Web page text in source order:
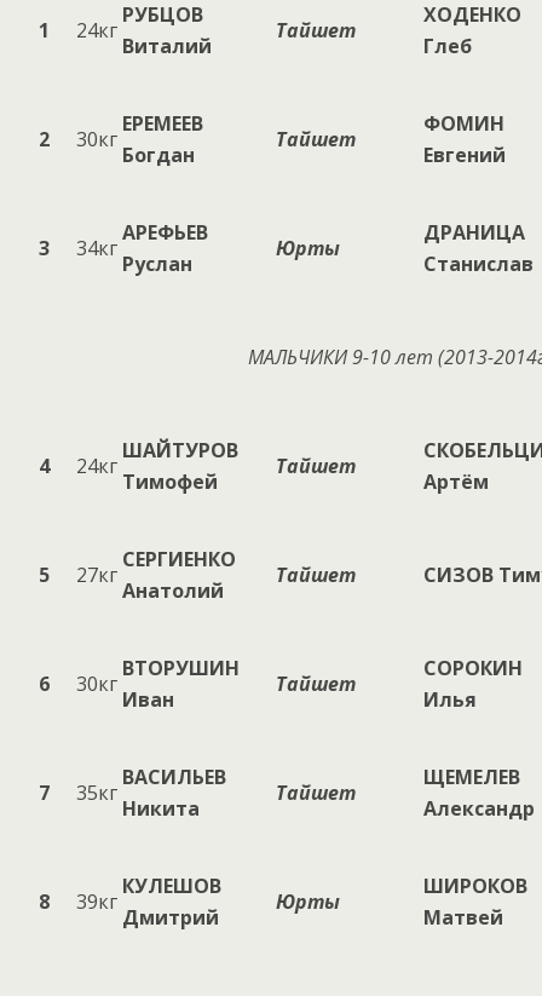
1 24кг
РУБЦОВ
Виталий
Тайшет
ХОДЕНКО
Глеб
2 30кг
ЕРЕМЕЕВ
Богдан
Тайшет
ФОМИН
Евгений
3 34кг
АРЕФЬЕВ
Руслан
Юрты
ДРАНИЦА
Станислав
МАЛЬЧИКИ9-10лет (2013-2014
4 24кг
ШАЙТУРОВ
Тимофей
Тайшет
Артём
5 27кг
СЕРГИЕНКО
Анатолий
Тайшет СИЗОВ
6 30кг
ВТОРУШИН
Иван
Тайшет
СОРОКИН
Илья
7 35кг
ВАСИЛЬЕВ
Никита
Тайшет
ЩЕМЕЛЕВ
Александр
8 39кг
КУЛЕШОВ
Дмитрий
Юрты
ШИРОКОВ
Матвей